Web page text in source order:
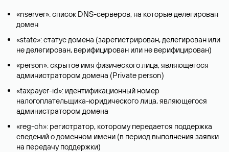
«nserver»: список DNS-серверов, на которые делегирован
домен
«state»: статус домена (зарегистрирован, делегирован или
не делегирован, верифицирован или не верифицирован)
«person»: скрытое имя физического лица, являющегося
администратором домена (Privatе person)
«taxpayer-id»: идентификационный номер
налогоплательщика-юридического лица, являющегося
администратором домена
«reg-ch»: регистратор, которому передается поддержка
сведений о доменном имени (в период выполнения заявки
на передачу поддержки)